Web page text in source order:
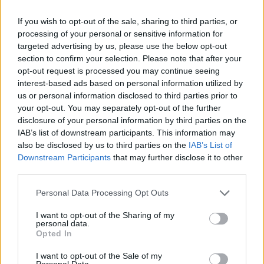
If you wish to opt-out of the sale, sharing to third parties, or
processing of your personal or sensitive information for
targeted advertising by us, please use the below opt-out
section to confirm your selection. Please note that after your
opt-out request is processed you may continue seeing
interest-based ads based on personal information utilized by
us or personal information disclosed to third parties prior to
your opt-out. You may separately opt-out of the further
disclosure of your personal information by third parties on the
IAB’s list of downstream participants. This information may
also be disclosed by us to third parties on the IAB’s List of
Downstream Participants that may further disclose it to other
Please note that this website/app uses one or more Google
not limited to your visit or usage behaviour. You may click to
grant or deny consent to Google and its third-party tags to
use your data for below specified purposes in below Google
consent section.
Personal Data Processing Opt Outs
I want to opt-out of the Sharing of my
personal data.
Opted In
I want to opt-out of the Sale of my
sorozat.
Címkék: #star wars: the acolyte
#star wars: az akolitus
#star wars
#hősök tere #fénykard
Hozzászólások